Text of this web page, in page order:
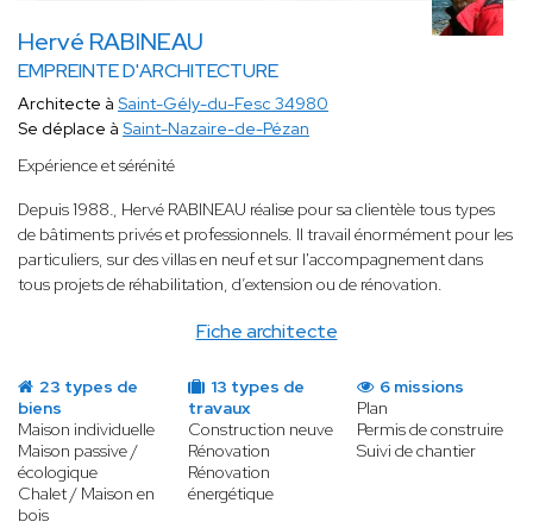
Hervé RABINEAU
EMPREINTE D'ARCHITECTURE
Fiche architecte
Architecte à Saint-Gély-du-Fesc 34980
Se déplace à Saint-Nazaire-de-Pézan
Expérience et sérénité
Depuis 1988., Hervé RABINEAU réalise pour sa clientèle tous types
de bâtiments privés et professionnels. Il travail énormément pour les
particuliers, sur des villas en neuf et sur l'accompagnement dans
tous projets de réhabilitation, d’extension ou de rénovation.
23 types de
biens
Maison individuelle
Maison passive /
écologique
Chalet / Maison en
bois
13 types de
travaux
Construction neuve
Rénovation
Rénovation
énergétique
6 missions
Plan
Permis de construire
Suivi de chantier